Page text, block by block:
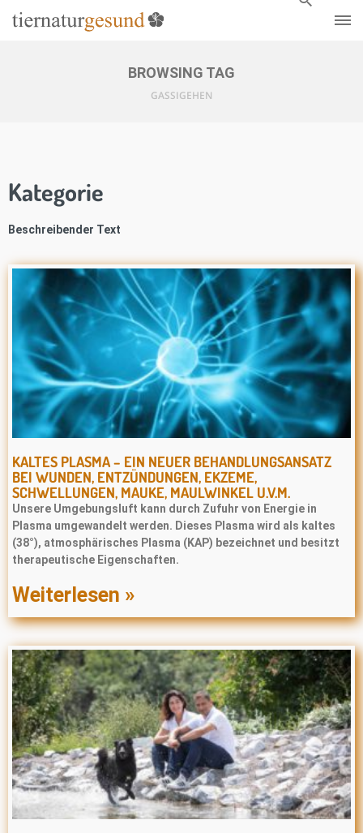
BROWSING TAG
GASSIGEHEN
Kategorie
Beschreibender Text
KALTES PLASMA – EIN NEUER BEHANDLUNGSANSATZ
BEI WUNDEN, ENTZÜNDUNGEN, EKZEME,
SCHWELLUNGEN, MAUKE, MAULWINKEL U.V.M.
Unsere Umgebungsluft kann durch Zufuhr von Energie in
Plasma umgewandelt werden. Dieses Plasma wird als kaltes
(38°), atmosphärisches Plasma (KAP) bezeichnet und besitzt
therapeutische Eigenschaften.
Weiterlesen »